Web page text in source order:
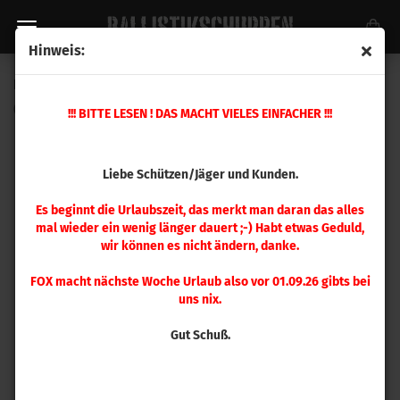
Hinweis:
!!! BITTE LESEN ! DAS MACHT VIELES EINFACHER !!!
Liebe Schützen/Jäger und Kunden.
Es beginnt die Urlaubszeit, das merkt man daran das alles
mal wieder ein wenig länger dauert ;-) Habt etwas Geduld,
wir können es nicht ändern, danke.
FOX macht nächste Woche Urlaub also vor 01.09.26 gibts bei
uns nix.
Gut Schuß.
UA0220)